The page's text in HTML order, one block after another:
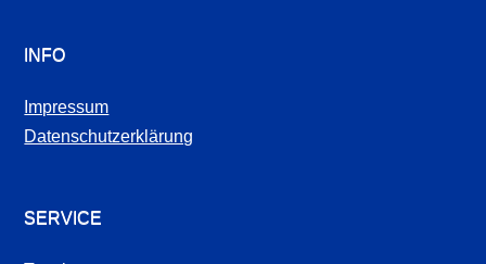
INFO
Impressum
Datenschutzerklärung
SERVICE